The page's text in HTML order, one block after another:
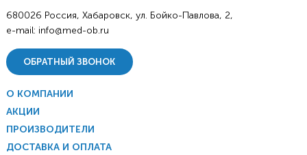
680026 Россия, Хабаровск, ул. Бойко-Павлова, 2,
e-mail: info@med-ob.ru
ОБРАТНЫЙ ЗВОНОК
О КОМПАНИИ
АКЦИИ
ПРОИЗВОДИТЕЛИ
ДОСТАВКА И ОПЛАТА